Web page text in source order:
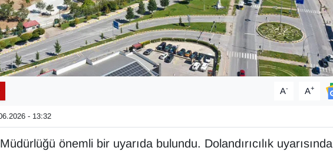
A- A+
- 13:32
önemli bir uyarıda bulundu. Dolandırıcılık uyarısında